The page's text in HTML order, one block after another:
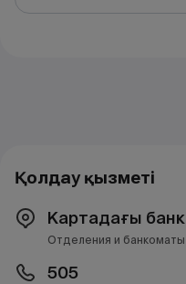
Қолдау қызметі
Картадағы банк
Отделения и банкоматы
505